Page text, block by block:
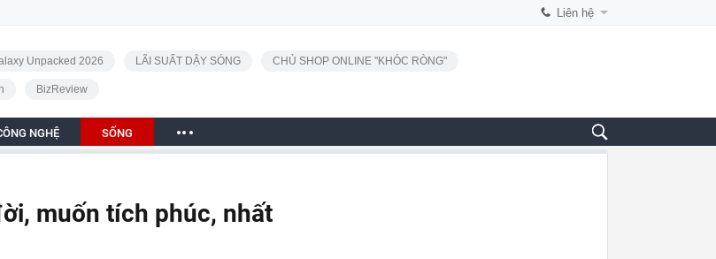
Liên hệ
Unpacked 2026 LÃI SUẤT DẬY SÓNG CHỦ SHOP ONLINE "KHÓC RÒNG"
BizReview
NGHỆ SỐNG
muốn tích phúc, nhất